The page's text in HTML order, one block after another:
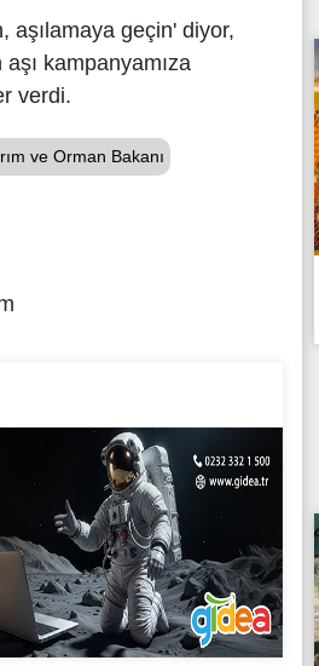
aşılamaya geçin' diyor,
aşı kampanyamıza
verdi.
ve Orman Bakanı